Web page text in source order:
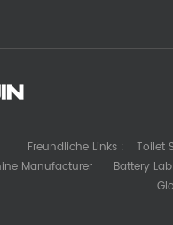
Freundliche Links : Toilet
Manufacturer
Battery